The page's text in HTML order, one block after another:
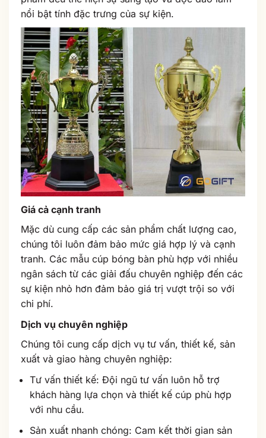
nổi bật tính đặc trưng của sự kiện.
Giá cả cạnh tranh
Mặc dù cung cấp các sản phẩm chất lượng cao,
chúng tôi luôn đảm bảo mức giá hợp lý và cạnh
tranh. Các mẫu cúp bóng bàn phù hợp với nhiều
ngân sách từ các giải đấu chuyên nghiệp đến các
sự kiện nhỏ hơn đảm bảo giá trị vượt trội so với
chi phí.
Dịch vụ chuyên nghiệp
Chúng tôi cung cấp dịch vụ tư vấn, thiết kế, sản
xuất và giao hàng chuyên nghiệp:
Tư vấn thiết kế: Đội ngũ tư vấn luôn hỗ trợ
khách hàng lựa chọn và thiết kế cúp phù hợp
với nhu cầu.
Sản xuất nhanh chóng: Cam kết thời gian sản